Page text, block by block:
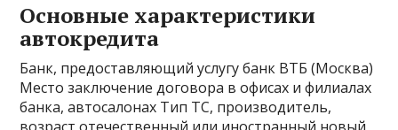
Основные характеристики
автокредита
Банк, предоставляющий услугу банк ВТБ (Москва)
Место заключение договора в офисах и филиалах
банка, автосалонах Тип ТС, производитель,